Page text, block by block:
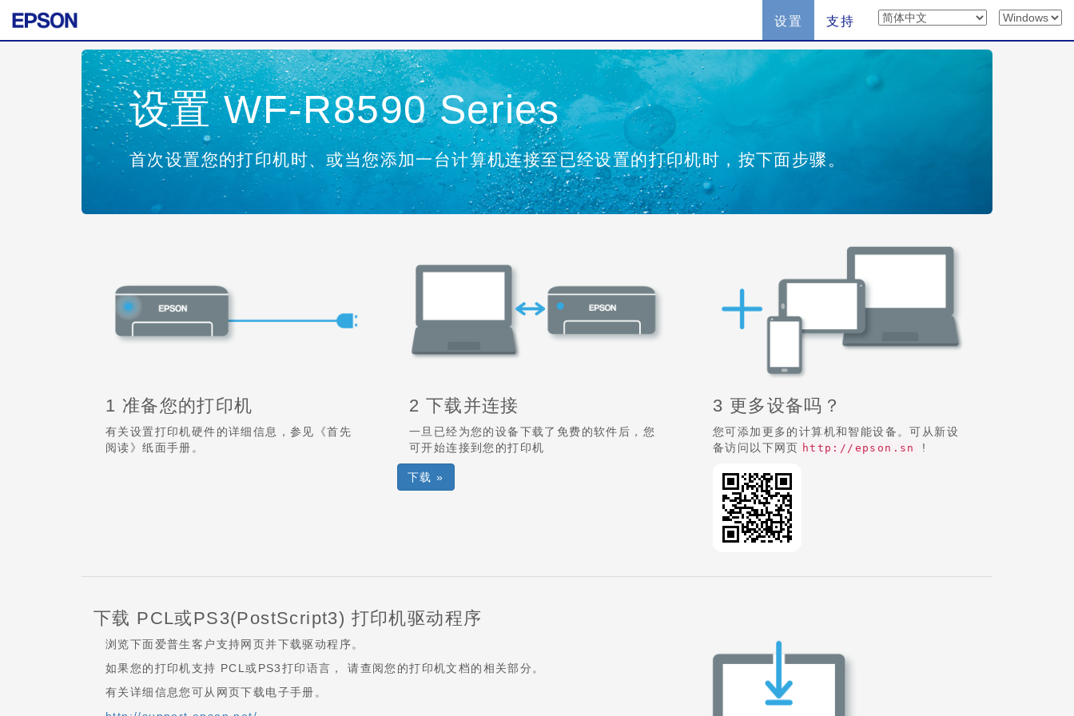
设置 支持
设置 WF-R8590 Series
首次设置您的打印机时、或当您添加一台计算机连接至已经设置的打印机时，按下面步骤。
1 准备您的打印机
有关设置打印机硬件的详细信息，参见《首先
阅读》纸面手册。
2 下载并连接
一旦已经为您的设备下载了免费的软件后，您
可开始连接到您的打印机
下载 »
3 更多设备吗？
您可添加更多的计算机和智能设备。可从新设
备访问以下网页 http://epson.sn !
下载 PCL或PS3(PostScript3) 打印机驱动程序
浏览下面爱普生客户支持网页并下载驱动程序。
如果您的打印机支持 PCL或PS3打印语言， 请查阅您的打印机文档的相关部分。
有关详细信息您可从网页下载电子手册。